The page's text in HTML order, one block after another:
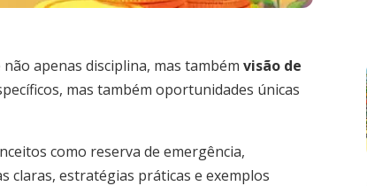
apenas disciplina, mas também visão de
mas também oportunidades únicas
como reserva de emergência,
claras, estratégias práticas e exemplos